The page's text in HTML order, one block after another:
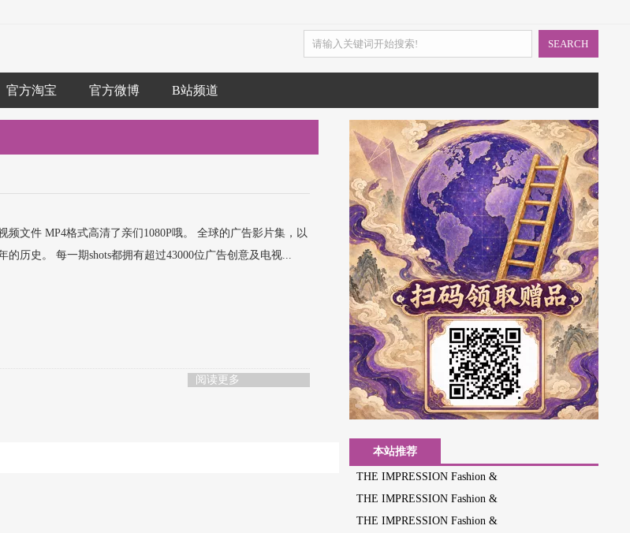
SEARCH
官方淘宝 官方微博 B站频道
频文件 MP4格式高清了亲们1080P哦。 全球的广告影片集，以
历史。 每一期shots都拥有超过43000位广告创意及电视...
阅读更多
本站推荐
THE IMPRESSION Fashion &
THE IMPRESSION Fashion &
THE IMPRESSION Fashion &